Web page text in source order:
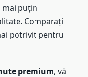
mai puțin
Comparați
potrivit pentru
premium, vă